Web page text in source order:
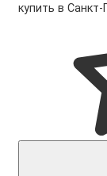
купить в